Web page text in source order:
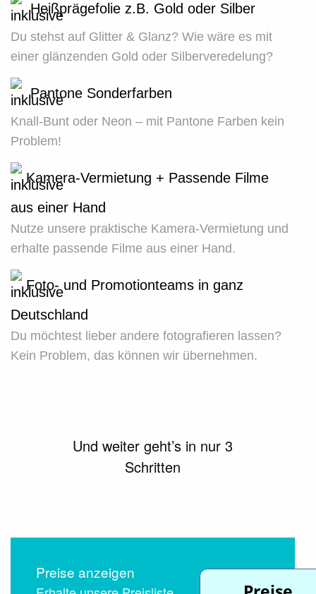
Heißprägefolie z.B. Gold oder Silber
Du stehst auf Glitter & Glanz? Wie wäre es mit
einer glänzenden Gold oder Silberveredelung?
Pantone Sonderfarben
Knall-Bunt oder Neon – mit Pantone Farben kein
Problem!
Kamera-Vermietung + Passende Filme
aus einer Hand
Nutze unsere praktische Kamera-Vermietung und
erhalte passende Filme aus einer Hand.
Foto- und Promotionteams in ganz
Deutschland
Du möchtest lieber andere fotografieren lassen?
Kein Problem, das können wir übernehmen.
Und weiter geht’s in nur 3
Schritten
Preise anzeigen